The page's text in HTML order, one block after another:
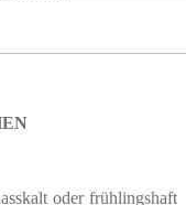
oder frühlingshaft